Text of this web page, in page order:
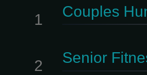
1 Couples
2 Senior